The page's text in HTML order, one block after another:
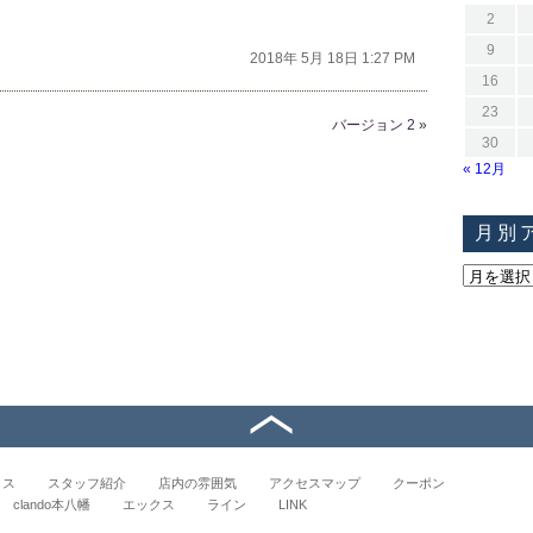
2018年 5月 18日 1:27 PM
バージョン 2 »
2
9
16
23
30
« 12月
月別
スタッフ紹介 店内の雰囲気 アクセスマップ
クーポン
clando本八幡
エックス ライン LINK